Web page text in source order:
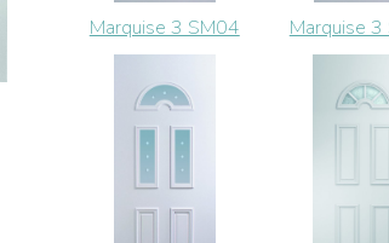
Marquise 3 SM04 Marquise